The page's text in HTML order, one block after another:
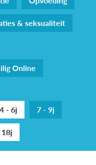
& seksualiteit
Online
4 - 6j
7 - 9j